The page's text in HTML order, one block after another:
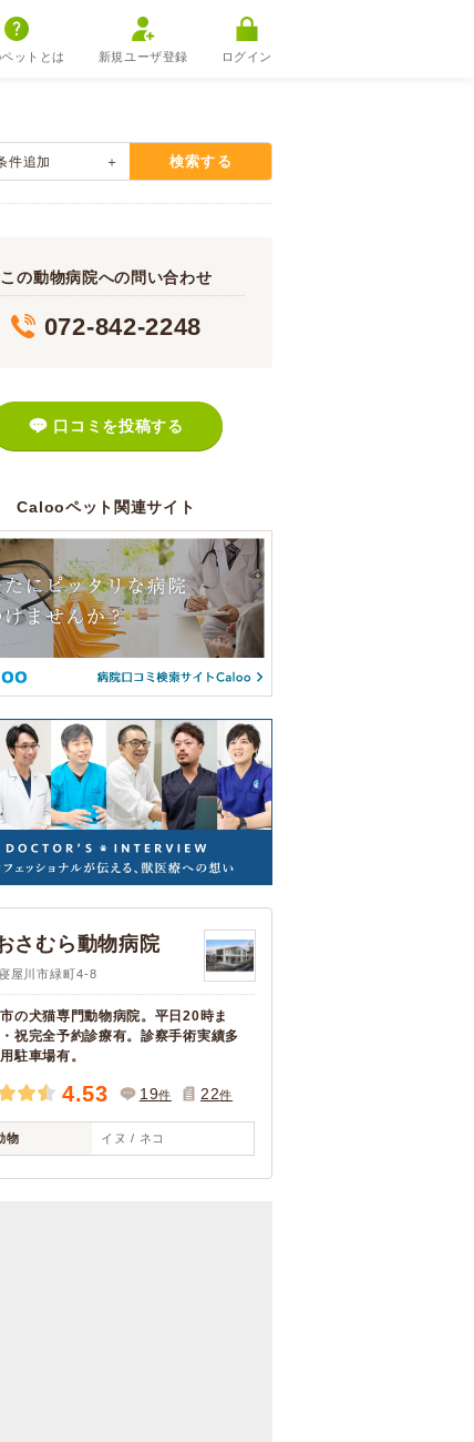
ットとは 新規ユーザ登録 ログイン
件追加 検索する
この動物病院への問い合わせ
072-842-2248
口コミを投稿する
Calooペット関連サイト
さむら動物病院
屋川市緑町4-8
の犬猫専門動物病院。平日20時ま
祝完全予約診療有。診察手術実績多
駐車場有。
4.53 19件 22件
物 イヌ / ネコ